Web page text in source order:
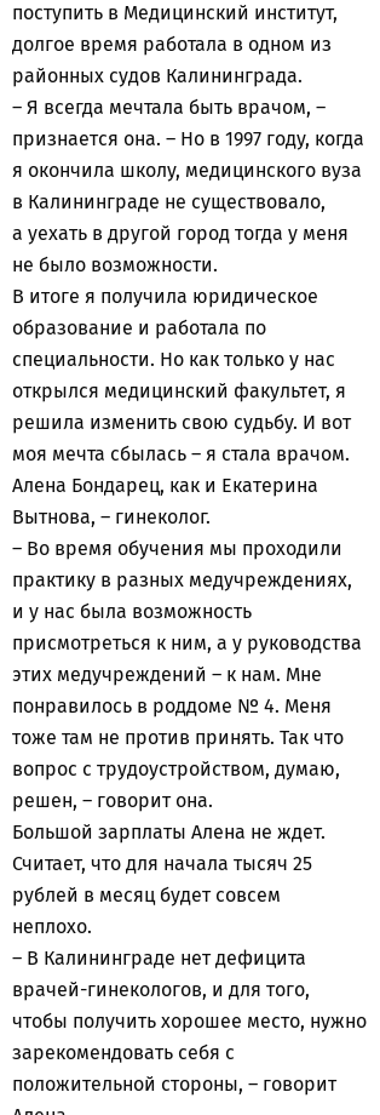
поступить в Медицинский институт,
долгое время работала в одном из
районных судов Калининграда.
– Я всегда мечтала быть врачом, –
признается она. – Но в 1997 году, когда
я окончила школу, медицинского вуза
в Калининграде не существовало,
а уехать в другой город тогда у меня
не было возможности.
В итоге я получила юридическое
образование и работала по
специальности. Но как только у нас
открылся медицинский факультет, я
решила изменить свою судьбу. И вот
моя мечта сбылась – я стала врачом.
Алена Бондарец, как и Екатерина
Вытнова, – гинеколог.
– Во время обучения мы проходили
практику в разных медучреждениях,
и у нас была возможность
присмотреться к ним, а у руководства
этих медучреждений – к нам. Мне
понравилось в роддоме № 4. Меня
тоже там не против принять. Так что
вопрос с трудоустройством, думаю,
решен, – говорит она.
Большой зарплаты Алена не ждет.
Считает, что для начала тысяч 25
рублей в месяц будет совсем
неплохо.
– В Калининграде нет дефицита
врачей-гинекологов, и для того,
чтобы получить хорошее место, нужно
зарекомендовать себя с
положительной стороны, – говорит